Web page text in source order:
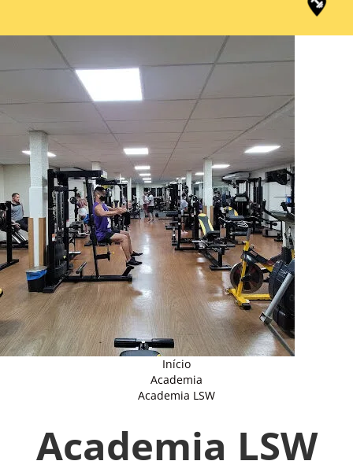
Início
Academia
Academia LSW
Academia LSW